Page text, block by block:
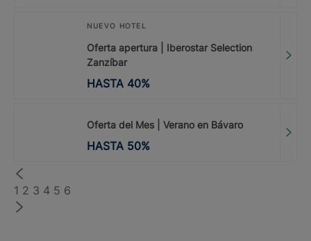
NUEVO HOTEL
Oferta apertura | Iberostar Selection
Zanzíbar
HASTA 40%
Oferta del Mes | Verano en Bávaro
HASTA 50%
1 2 3 4 5 6